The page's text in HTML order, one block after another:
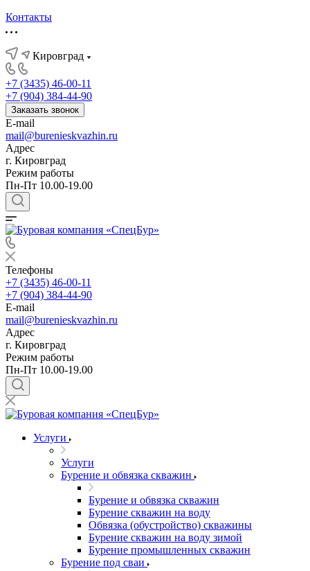
Контакты
Кировград
+7 (3435) 46-00-11
+7 (904) 384-44-90
Заказать звонок
E-mail
mail@burenieskvazhin.ru
Адрес
г. Кировград
Режим работы
Пн-Пт 10.00-19.00
Телефоны
+7 (3435) 46-00-11
+7 (904) 384-44-90
E-mail
mail@burenieskvazhin.ru
Адрес
г. Кировград
Режим работы
Пн-Пт 10.00-19.00
Услуги
Услуги
Бурение и обвязка скважин
Бурение и обвязка скважин
Бурение скважин на воду
Обвязка (обустройство) скважины
Бурение скважин на воду зимой
Бурение промышленных скважин
Бурение под сваи